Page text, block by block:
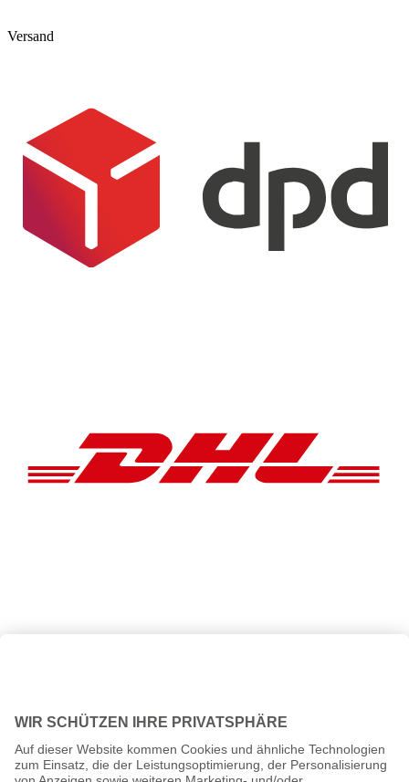
Versand